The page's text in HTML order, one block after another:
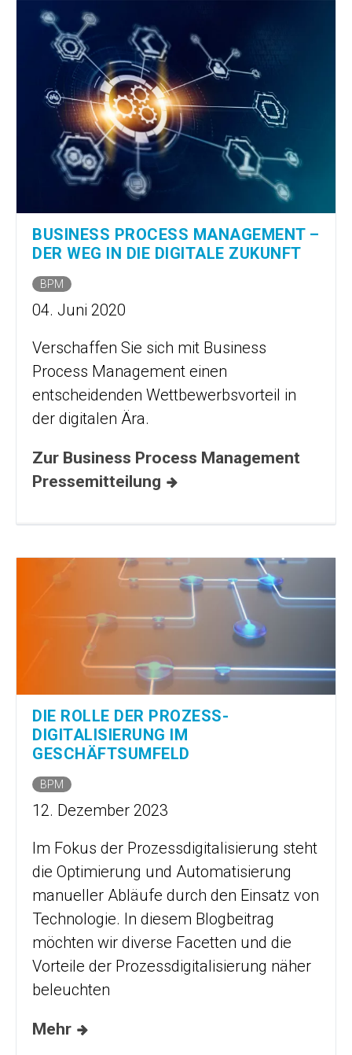
BUSINESS PROCESS MANAGEMENT –
DER WEG IN DIE DIGITALE ZUKUNFT
BPM
04. Juni 2020
Verschaffen Sie sich mit Business
Process Management einen
entscheidenden Wettbewerbsvorteil in
der digitalen Ära.
Zur Business Process Management
Pressemitteilung
DIE ROLLE DER PROZESS­
DIGITALISIERUNG IM
GESCHÄFTSUMFELD
BPM
12. Dezember 2023
Im Fokus der Prozessdigitalisierung steht
die Optimierung und Auto­ma­tisierung
manueller Abläufe durch den Einsatz von
Technologie. In diesem Blogbeitrag
möchten wir diverse Facetten und die
Vorteile der Prozessdigitalisierung näher
beleuchten
Mehr